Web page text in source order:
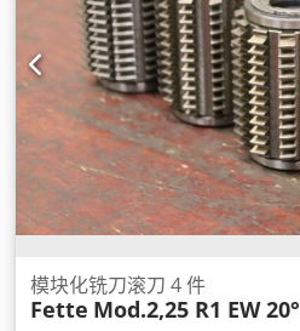
模块化铣刀滚刀 4 件
Fette Mod.2,25 R1 EW 20°